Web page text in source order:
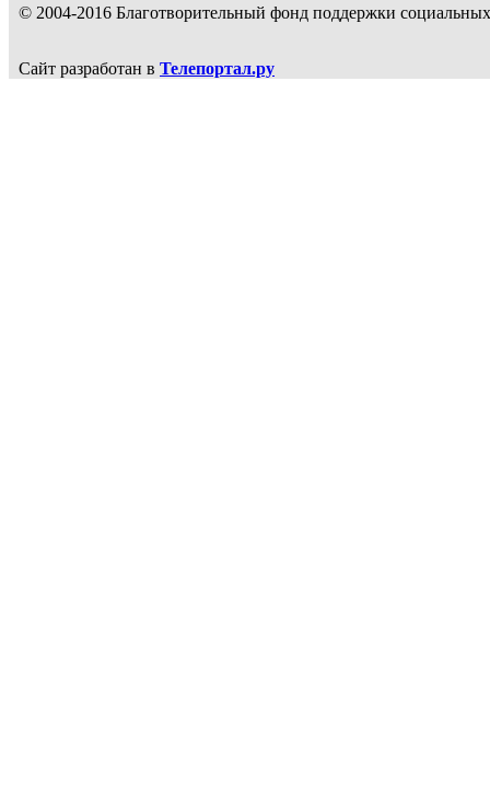
© 2004-2016 Благотворительный фонд поддержки
Сайт разработан в Телепортал.ру